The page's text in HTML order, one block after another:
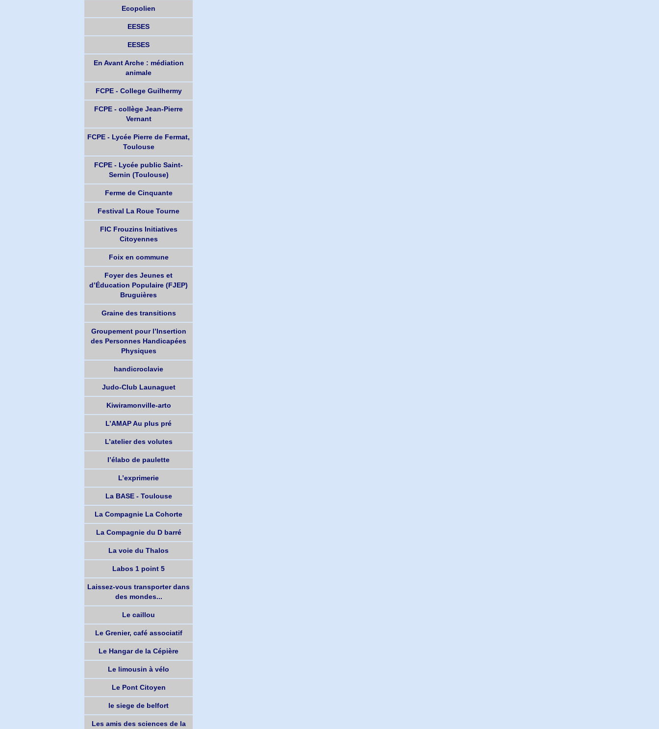
Ecopolien
EESES
EESES
En Avant Arche : médiation
animale
FCPE - College Guilhermy
FCPE - collège Jean-Pierre
Vernant
FCPE - Lycée Pierre de Fermat,
Toulouse
FCPE - Lycée public Saint-
Sernin (Toulouse)
Ferme de Cinquante
Festival La Roue Tourne
FIC Frouzins Initiatives
Citoyennes
Foix en commune
Foyer des Jeunes et
d’Éducation Populaire (FJEP)
Bruguières
Graine des transitions
Groupement pour l’Insertion
des Personnes Handicapées
Physiques
handicroclavie
Judo-Club Launaguet
Kiwiramonville-arto
L’AMAP Au plus pré
L’atelier des volutes
l’élabo de paulette
L’exprimerie
La BASE - Toulouse
La Compagnie La Cohorte
La Compagnie du D barré
La voie du Thalos
Labos 1 point 5
Laissez-vous transporter dans
des mondes...
Le caillou
Le Grenier, café associatif
Le Hangar de la Cépière
Le limousin à vélo
Le Pont Citoyen
le siege de belfort
Les amis des sciences de la